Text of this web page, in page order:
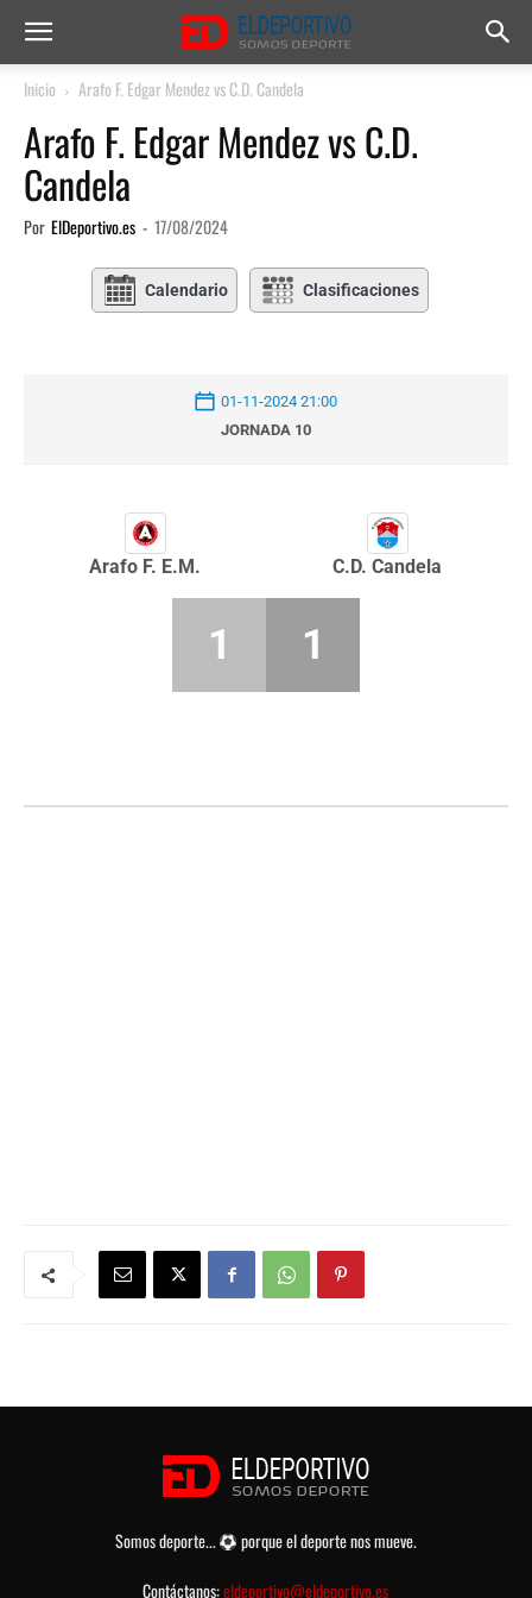
Inicio Arafo F. Edgar Mendez vs C.D. Candela
Arafo F. Edgar Mendez vs C.D.
Candela
Por ElDeportivo.es - 17/08/2024
Calendario Clasificaciones
01-11-2024 21:00
JORNADA 10
Arafo F. E.M. C.D. Candela
1 1
Somos deporte...
porque el deporte nos mueve.
Contáctanos:eldeportivo@eldeportivo.es